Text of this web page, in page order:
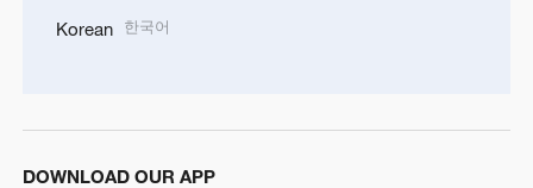
Korean 한국어
DOWNLOAD OUR APP